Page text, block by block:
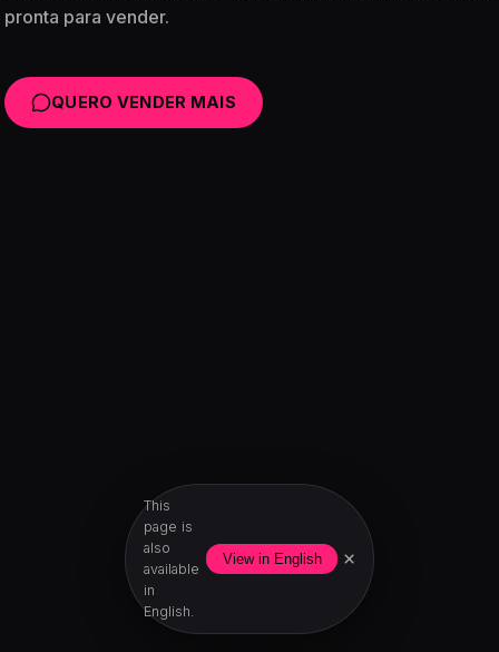
This
page is
also
available
in
English.
View in English ×
pronta para vender.
QUERO VENDER MAIS